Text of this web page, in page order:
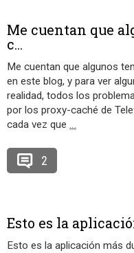
Me cuentan que
c...
Me cuentan que algunos
en este blog, y para ver
realidad, todos los
por los proxy-caché de
cada vez que …
2
Esto es la
Esto es la aplicación más